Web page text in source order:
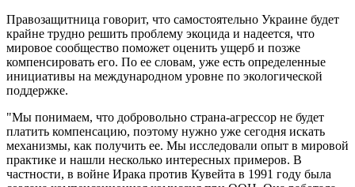
Правозащитница говорит, что самостоятельно Украине будет
крайне трудно решить проблему экоцида и надеется, что
мировое сообщество поможет оценить ущерб и позже
компенсировать его. По ее словам, уже есть определенные
инициативы на международном уровне по экологической
поддержке.
"Мы понимаем, что добровольно страна-агрессор не будет
платить компенсацию, поэтому нужно уже сегодня искать
механизмы, как получить ее. Мы исследовали опыт в мировой
практике и нашли несколько интересных примеров. В
частности, в войне Ирака против Кувейта в 1991 году была